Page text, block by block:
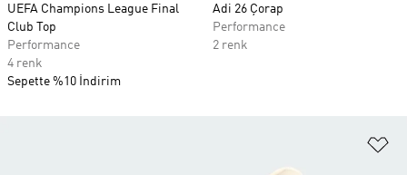
UEFA Champions League Final
Club Top
Performance
4 renk
Sepette %10 İndirim
Adi 26 Çorap
Performance
2 renk